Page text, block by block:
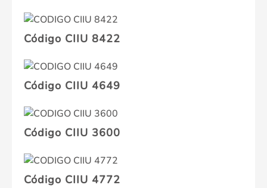
Código CIIU 8422
Código CIIU 4649
Código CIIU 3600
Código CIIU 4772